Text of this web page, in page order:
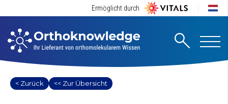
Ermöglicht durch
< Zurück << Zur Übersicht